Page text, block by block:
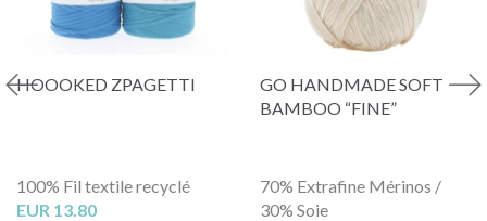
HOOOKED ZPAGETTI
100% Fil textile recyclé
EUR 13.80
GO HANDMADE SOFT
BAMBOO “FINE”
70% Extrafine Mérinos /
30% Soie